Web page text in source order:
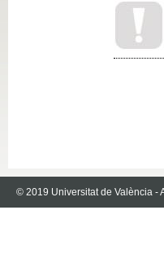
© 2019 Universitat de València -